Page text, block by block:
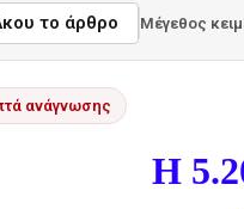
το άρθρο Μέγεθος
ανάγνωσης
Η